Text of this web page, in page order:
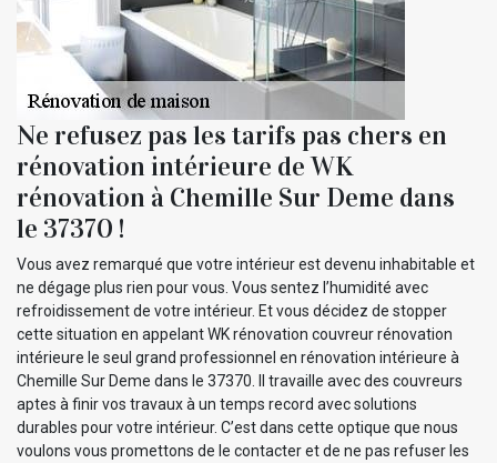
Ne refusez pas les tarifs pas chers en
rénovation intérieure de WK
rénovation à Chemille Sur Deme dans
le 37370 !
Vous avez remarqué que votre intérieur est devenu inhabitable et
ne dégage plus rien pour vous. Vous sentez l’humidité avec
refroidissement de votre intérieur. Et vous décidez de stopper
cette situation en appelant WK rénovation couvreur rénovation
intérieure le seul grand professionnel en rénovation intérieure à
Chemille Sur Deme dans le 37370. Il travaille avec des couvreurs
aptes à finir vos travaux à un temps record avec solutions
durables pour votre intérieur. C’est dans cette optique que nous
voulons vous promettons de le contacter et de ne pas refuser les